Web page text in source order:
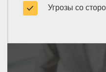
Угрозы со